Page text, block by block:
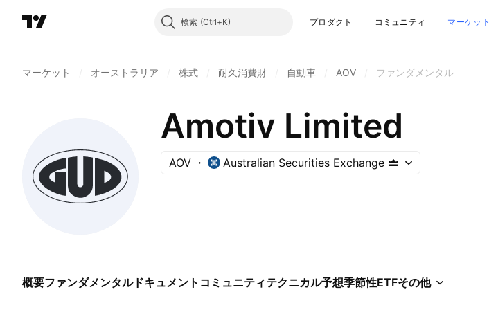
検索 プロダクト コミュニティ マーケット
マーケット オーストラリア 株式 耐久消費財 自動車 AOV ファンダメンタル
Amotiv Limited
AOV Australian Securities Exchange
概要ファンダメンタルドキュメント コミュニティテクニカル予想季節性ETFその他